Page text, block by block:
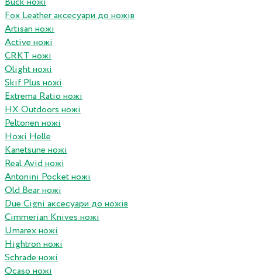
Fox Leather аксесуари до ножів
Artisan ножі
Active ножі
CRKT ножі
Olight ножі
Skif Plus ножі
Extrema Ratio ножі
HX Outdoors ножі
Peltonen ножі
Ножі Helle
Kanetsune ножі
Real Avid ножі
Antonini Pocket ножі
Old Bear ножі
Due Cigni аксесуари до ножів
Cimmerian Knives ножі
Umarex ножі
Hightron ножі
Schrade ножі
Ocaso ножі